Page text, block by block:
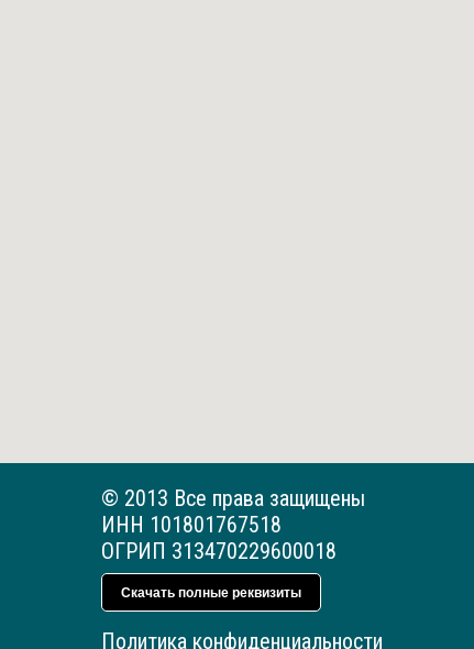
© 2013 Все права защищены
ИНН 101801767518
ОГРИП 313470229600018
Политика конфиденциальности
Скачать полные реквизиты